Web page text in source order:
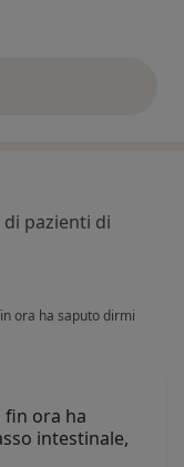
cui sopra
pazienti di
ora ha saputo dirmi
fin ora ha
intestinale,